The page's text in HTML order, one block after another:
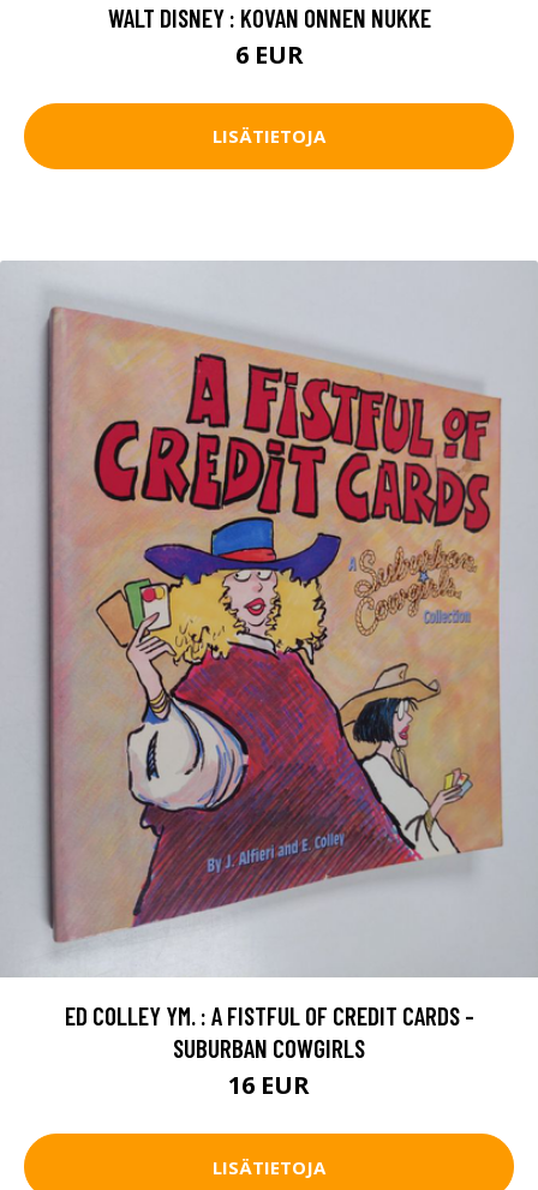
WALT DISNEY : KOVAN ONNEN NUKKE
6 EUR
LISÄTIETOJA
ED COLLEY YM. : A FISTFUL OF CREDIT CARDS -
SUBURBAN COWGIRLS
16 EUR
LISÄTIETOJA